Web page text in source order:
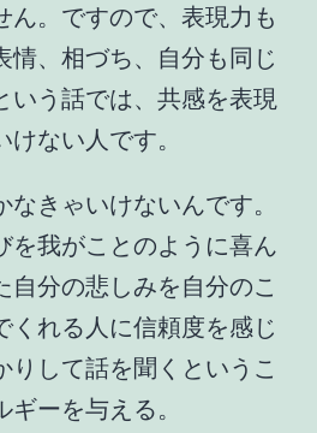
ん。ですので、表現力も
情、相づち、自分も同じ
いう話では、共感を表現
ない人です。
きゃいけないんです。
を我がことのように喜ん
自分の悲しみを自分のこ
くれる人に信頼度を感じ
りして話を聞くというこ
ーを与える。